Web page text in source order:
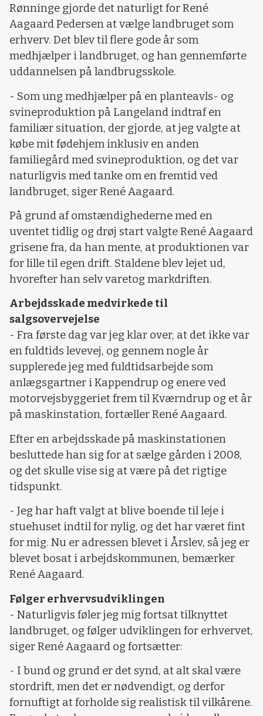
Rønninge gjorde det naturligt for René
Aagaard Pedersen at vælge landbruget som
erhverv. Det blev til flere gode år som
medhjælper i landbruget, og han gennemførte
uddannelsen på landbrugsskole.
- Som ung medhjælper på en planteavls- og
svineproduktion på Langeland indtraf en
familiær situation, der gjorde, at jeg valgte at
købe mit fødehjem inklusiv en anden
familiegård med svineproduktion, og det var
naturligvis med tanke om en fremtid ved
landbruget, siger René Aagaard.
På grund af omstændighederne med en
uventet tidlig og drøj start valgte René Aagaard
grisene fra, da han mente, at produktionen var
for lille til egen drift. Staldene blev lejet ud,
hvorefter han selv varetog markdriften.
Arbejdsskade medvirkede til
salgsovervejelse
- Fra første dag var jeg klar over, at det ikke var
en fuldtids levevej, og gennem nogle år
supplerede jeg med fuldtidsarbejde som
anlægsgartner i Kappendrup og enere ved
motorvejsbyggeriet frem til Kværndrup og et år
på maskinstation, fortæller René Aagaard.
Efter en arbejdsskade på maskinstationen
besluttede han sig for at sælge gården i 2008,
og det skulle vise sig at være på det rigtige
tidspunkt.
- Jeg har haft valgt at blive boende til leje i
stuehuset indtil for nylig, og det har været fint
for mig. Nu er adressen blevet i Årslev, så jeg er
blevet bosat i arbejdskommunen, bemærker
René Aagaard.
Følger erhvervsudviklingen
- Naturligvis føler jeg mig fortsat tilknyttet
landbruget, og følger udviklingen for erhvervet,
siger René Aagaard og fortsætter:
- I bund og grund er det synd, at alt skal være
stordrift, men det er nødvendigt, og derfor
fornuftigt at forholde sig realistisk til vilkårene.